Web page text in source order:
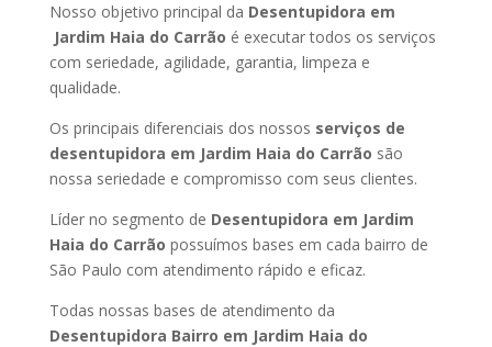
Nosso objetivo principal da Desentupidora em
Jardim Haia do Carrão é executar todos os serviços
com seriedade, agilidade, garantia, limpeza e
qualidade.
Os principais diferenciais dos nossos serviços de
desentupidora em Jardim Haia do Carrão são
nossa seriedade e compromisso com seus clientes.
Líder no segmento de Desentupidora em Jardim
Haia do Carrão possuímos bases em cada bairro de
São Paulo com atendimento rápido e eficaz.
Todas nossas bases de atendimento da
Desentupidora Bairro em Jardim Haia do